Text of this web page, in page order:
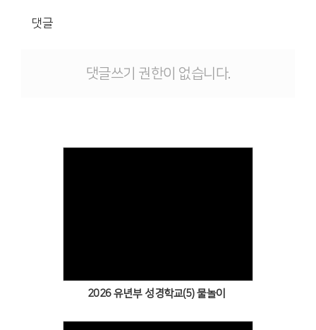
댓글
댓글쓰기 권한이 없습니다.
2026 유년부 성경학교(5) 물놀이